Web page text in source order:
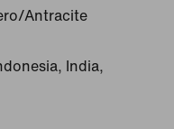
Antracite
India,